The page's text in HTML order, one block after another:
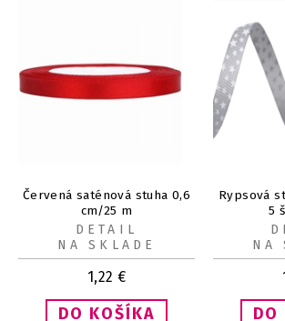
Červená saténová stuha 0,6
cm/25 m
1,22 €
DETAIL
NA SKLADE
Rypsová
5
NA